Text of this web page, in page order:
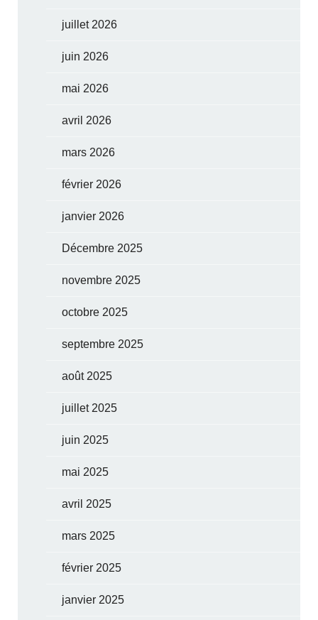
juillet 2026
juin 2026
mai 2026
avril 2026
mars 2026
février 2026
janvier 2026
Décembre 2025
novembre 2025
octobre 2025
septembre 2025
août 2025
juillet 2025
juin 2025
mai 2025
avril 2025
mars 2025
février 2025
janvier 2025